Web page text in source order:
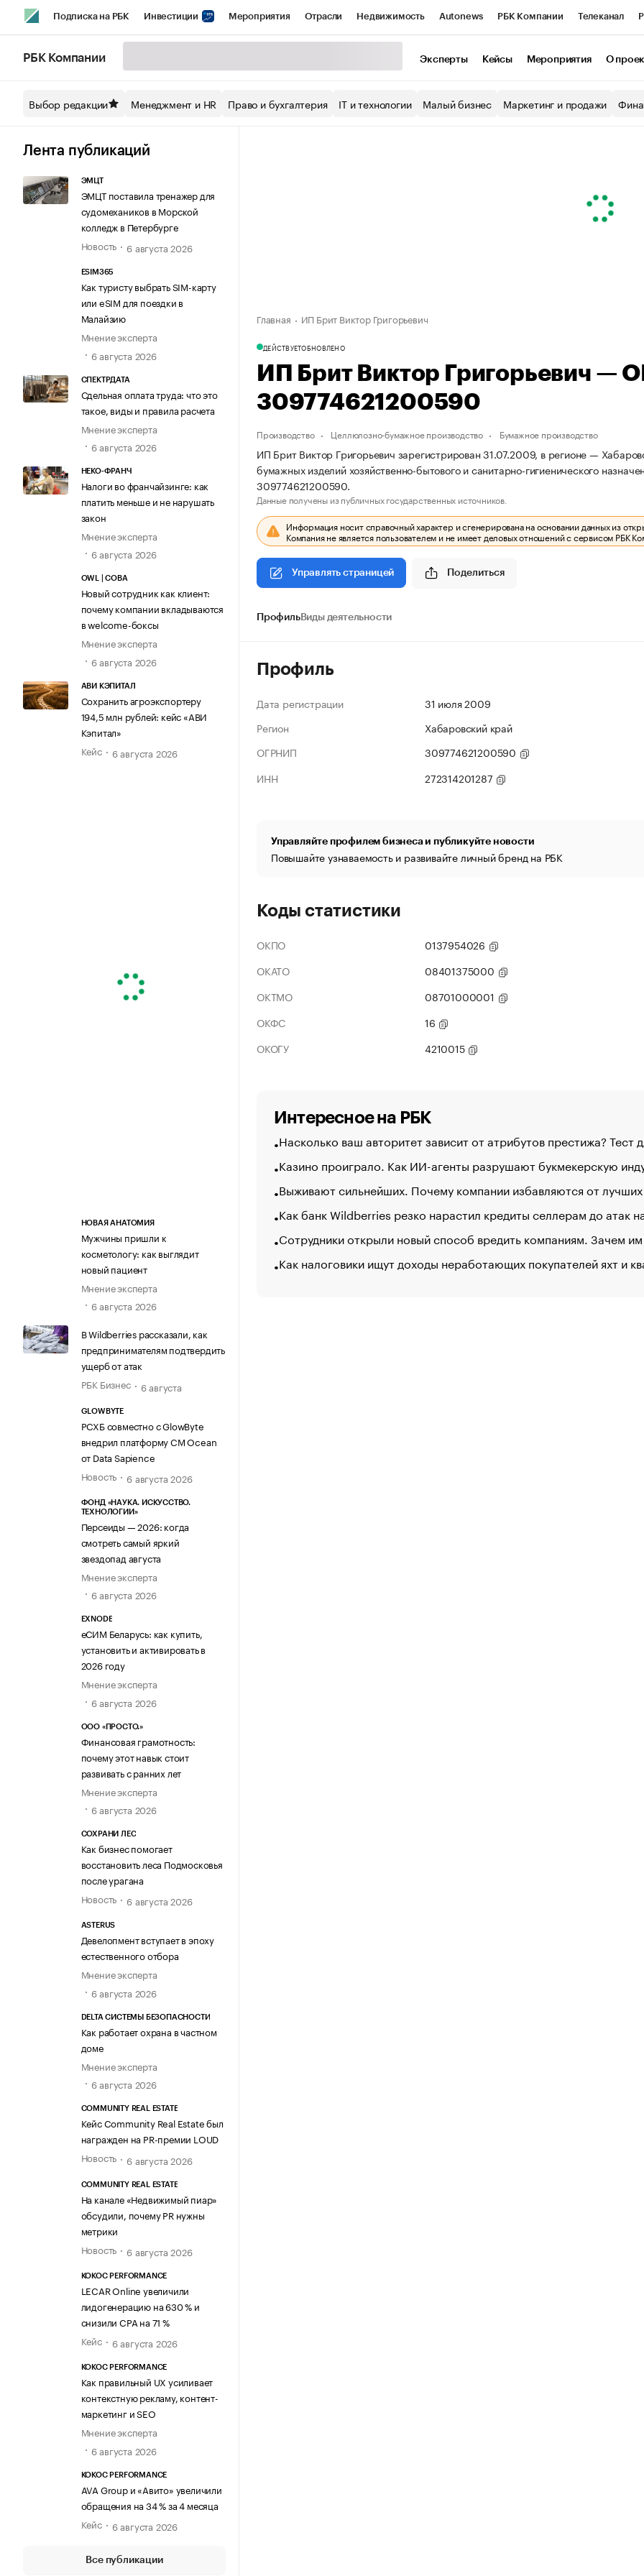
Подписка на РБК Инвестиции Мероприятия Отрасли Недвижимость Autonews РБК Компании Телеканал
Спецпроекты СПб Конференции СПб Спецпроекты Экономика Бизнес
Технологии и медиа
РБК Компании Эксперты Кейсы Мероприятия О
Выбор редакции Менеджмент и HR Право и бухгалтерия IT и технологии Малый бизнес Маркетинг и продажи
Лента публикаций
ЭМЦТ
ЭМЦТ поставила тренажер для
судомехаников в Морской
колледж в Петербурге
Новость
6 августа 2026
ESIM365
Как туристу выбрать SIM-карту
или eSIM для поездки в
Малайзию
Мнение эксперта
6 августа 2026
СПЕКТРДАТА
Сдельная оплата труда: что это
такое, виды и правила расчета
Мнение эксперта
6 августа 2026
НЕКО-ФРАНЧ
Налоги во франчайзинге: как
платить меньше и не нарушать
закон
Мнение эксперта
6 августа 2026
OWL | СОВА
Новый сотрудник как клиент:
почему компании вкладываются
в welcome-боксы
Мнение эксперта
6 августа 2026
АВИ КЭПИТАЛ
Сохранить агроэкспортеру
194,5 млн рублей: кейс «АВИ
Кэпитал»
Кейс
6 августа 2026
НОВАЯ АНАТОМИЯ
Мужчины пришли к
косметологу: как выглядит
новый пациент
Мнение эксперта
6 августа 2026
В Wildberries рассказали, как
предпринимателям подтвердить
ущерб от атак
РБК Бизнес
6 августа
GLOWBYTE
РСХБ совместно с GlowByte
внедрил платформу CM Ocean
от Data Sapience
Новость
6 августа 2026
ФОНД «НАУКА. ИСКУССТВО.
ТЕХНОЛОГИИ»
Персеиды — 2026: когда
смотреть самый яркий
звездопад августа
Мнение эксперта
6 августа 2026
EXNODE
еСИМ Беларусь: как купить,
установить и активировать в
2026 году
Мнение эксперта
6 августа 2026
ООО «ПРОСТО.»
Финансовая грамотность:
почему этот навык стоит
развивать с ранних лет
Мнение эксперта
6 августа 2026
СОХРАНИ ЛЕС
Как бизнес помогает
восстановить леса Подмосковья
после урагана
Новость
6 августа 2026
ASTERUS
Девелопмент вступает в эпоху
естественного отбора
Мнение эксперта
6 августа 2026
DELTA СИСТЕМЫ БЕЗОПАСНОСТИ
Как работает охрана в частном
доме
Мнение эксперта
6 августа 2026
COMMUNITY REAL ESTATE
Кейс Community Real Estate был
награжден на PR-премии LOUD
Новость
6 августа 2026
COMMUNITY REAL ESTATE
На канале «Недвижимый пиар»
обсудили, почему PR нужны
метрики
Новость
6 августа 2026
KOKOC PERFORMANCE
LECAR Online увеличили
лидогенерацию на 630 % и
снизили CPA на 71 %
Кейс
6 августа 2026
KOKOC PERFORMANCE
Как правильный UX усиливает
контекстную рекламу, контент-
маркетинг и SEO
Мнение эксперта
6 августа 2026
KOKOC PERFORMANCE
AVA Group и «Авито» увеличили
обращения на 34 % за 4 месяца
Кейс
6 августа 2026
Все публикации
Главная ИП Брит Виктор Григорьевич
ДЕЙСТВУЕТОБНОВЛЕНО
ИП Брит Виктор Григорьевич —
309774621200590
Производство Целлюлозно-бумажное производство Бумажное производство
ИП Брит Виктор Григорьевич зарегистрирован 31.07.2009, в регионе —
бумажных изделий хозяйственно-бытового и санитарно-гигиенического
309774621200590.
Данные получены из публичных государственных источников.
Информация носит справочный характер и сгенерирована на основании данных из
Компания не является пользователем и не имеет деловых отношений с сервисом РБК
Управлять страницей Поделиться
ПрофильВиды деятельности
Профиль
Дата регистрации
31 июля 2009
Регион
Хабаровский край
ОГРНИП
309774621200590
ИНН
272314201287
Управляйте профилем бизнеса и публикуйте новости
Повышайте узнаваемость и развивайте личный бренд на РБК
Коды статистики
ОКПО
0137954026
ОКАТО
08401375000
ОКТМО
08701000001
ОКФС
16
ОКОГУ
4210015
Интересное на РБК
Насколько ваш авторитет зависит от атрибутов престижа? Тест
Казино проиграло. Как ИИ-агенты разрушают букмекерскую
Выживают сильнейших. Почему компании избавляются от лучших
Как банк Wildberries резко нарастил кредиты селлерам до атак
Сотрудники открыли новый способ вредить компаниям. Зачем
Как налоговики ищут доходы неработающих покупателей яхт и